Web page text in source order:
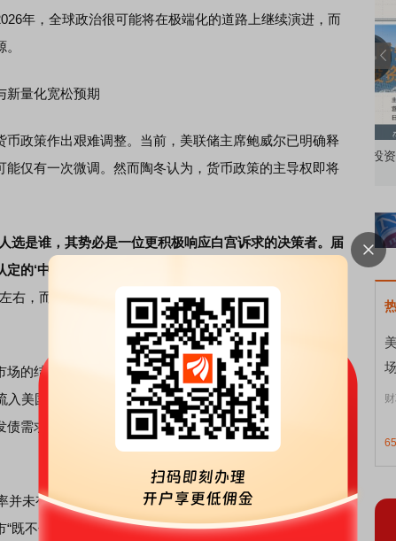
年，全球政治很可能将在极端化的道路上继续演进，而
量化宽松预期
政策作出艰难调整。当前，美联储主席鲍威尔已明确释
仅有一次微调。然而陶冬认为，货币政策的主导权即将
选是谁，其势必是一位更积极响应白宫诉求的决策者。届
的‘中性水平’
右，而若哈塞特出任主席，中性利率可能被认定为2.5%，
结构性变化正构成更大压力。日本与欧洲长期国债利
美国债市的海外资金开始回流，寻求更高回报。这导致
需求依然庞大。国债市场供需格局的悄然转变，是美联
未有效压低长期国债收益率。陶冬指出，长期利率更多
既不信任美联储的货币政策独立性，也不信任美国政府的